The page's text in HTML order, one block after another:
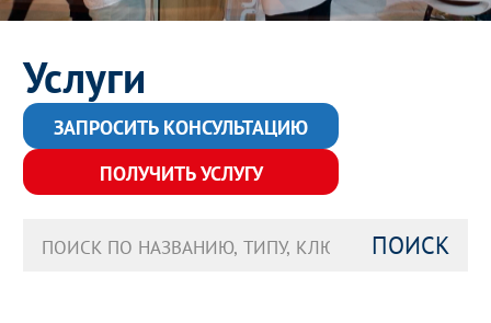
Услуги
ЗАПРОСИТЬ КОНСУЛЬТАЦИЮ
ПОЛУЧИТЬ УСЛУГУ
ПОИСК